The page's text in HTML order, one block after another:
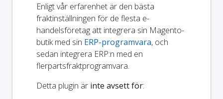
Enligt vår erfarenhet är den bästa
fraktinställningen för de flesta e-
handelsföretag att integrera sin Magento-
butik med sin ERP-programvara, och
sedan integrera ERP:n med en
flerpartsfraktprogramvara.
Detta plugin är inte avsett för: